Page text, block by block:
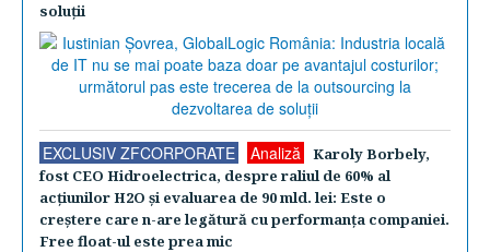
soluţii
EXCLUSIV ZFCORPORATE Analiză
Karoly Borbely,
fost CEO Hidroelectrica, despre raliul de 60% al
acţiunilor H2O şi evaluarea de 90 mld. lei: Este o
creştere care n-are legătură cu performanţa companiei.
Free float-ul este prea mic